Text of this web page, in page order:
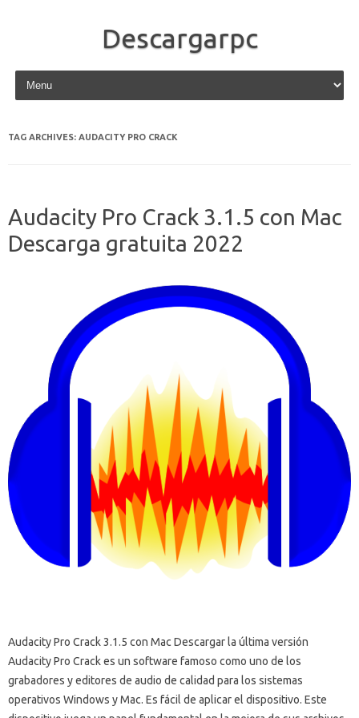
Descargarpc
Skip to content
TAG ARCHIVES: AUDACITY PRO CRACK
Audacity Pro Crack 3.1.5 con Mac
Descarga gratuita 2022
Audacity Pro Crack 3.1.5 con Mac Descargar la última versión
Audacity Pro Crack es un software famoso como uno de los
grabadores y editores de audio de calidad para los sistemas
operativos Windows y Mac. Es fácil de aplicar el dispositivo. Este